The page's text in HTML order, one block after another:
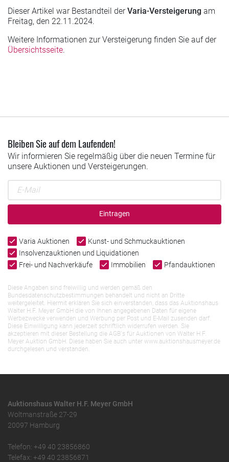
Dieser Artikel war Bestandteil derVaria-Versteigerung am
Freitag, den 22.11.2024.
Weitere Informationen zur Versteigerung finden Sie auf der
Übersichtsseite.
Bleiben Sie auf dem Laufenden!
Wir informieren Sie regelmäßig über die neuen Termine für
unsere Auktionen und Versteigerungen.
Eintragen
Varia Auktionen
Kunst- und Schmuckauktionen
Insolvenzauktionen und Liquidationen
Frei- und Nachverkäufe
Immobilien Pfandauktionen
Diese Angaben sind freiwillig und werden gemäß den
Bundesdatenschutzbestimmungen behandelt und nicht an Dritte
weitergeleitet. Hiermit erklären Sie sich einverstanden, dass das Auktionshaus
Walter H.F. Meyer GmbH die von Ihnen angegebenen Daten für eigene
Werbezwecke verwenden und Werbung per Post und E-Mail zusenden darf.
Diese Einwilligung kann jederzeit schriftlich widerrufen werden. Sie
akzeptieren mit dieser Bestellung die AGB`s für Auktionen von Walter H.F.
Meyer Auktion GmbH. Diese haben Sie auch unter www.auktionshausmeyer.de
durchgelesen und verstanden.
Auktionshaus Walter H.F. Meyer GmbH
Woltmanstraße 27-29
20097 Hamburg
Telefon: +49 40 23856860
Telefax: +49 40 23856871